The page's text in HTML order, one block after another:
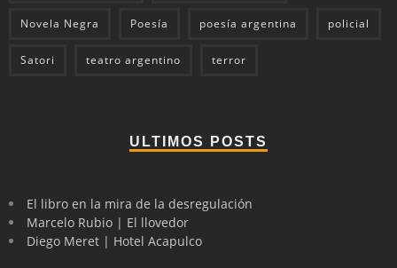
Novela Negra Poesía poesía argentina policial
Satori teatro argentino terror
ULTIMOS POSTS
El libro en la mira de la desregulación
Marcelo Rubio | El llovedor
Diego Meret | Hotel Acapulco